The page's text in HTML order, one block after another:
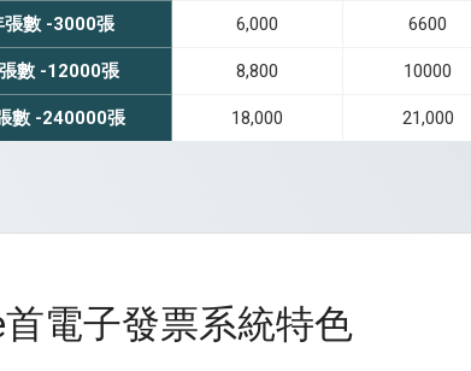
張數 -3000張 6,000 6600
數 -12000張 8,800 10000
數 -240000張 18,000 21,000
首電子發票系統特色